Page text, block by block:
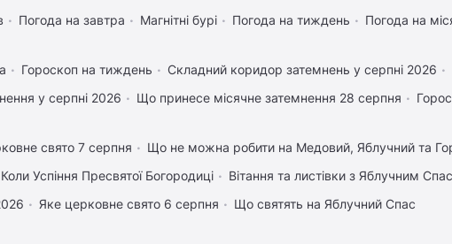
Погода на завтра Магнітні бурі Погода на тиждень Погода на
Гороскоп на тиждень
Складний коридор затемнень у серпні 2026
у серпні 2026
Що принесе місячне затемнення 28 серпня
свято 7 серпня
Що не можна робити на Медовий, Яблучний та
Коли Успіння Пресвятої Богородиці
Вітання та листівки з Яблучним
Яке церковне свято 6 серпня Що святять на Яблучний Спас